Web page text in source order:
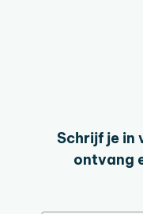
Schrijf je in
ontvang